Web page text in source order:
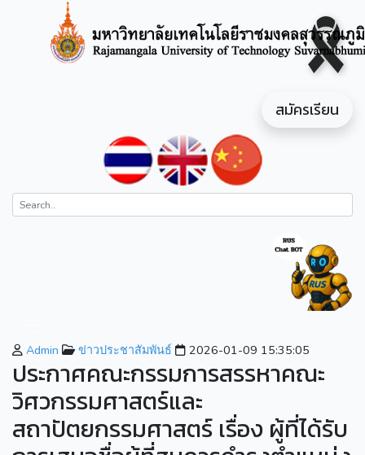
สมัครเรียน
Admin ข่าวประชาสัมพันธ์ 2026-01-09 15:35:05
ประกาศคณะกรรมการสรรหาคณะ
วิศวกรรมศาสตร์และ
สถาปัตยกรรมศาสตร์ เรื่อง ผู้ที่ได้รับ